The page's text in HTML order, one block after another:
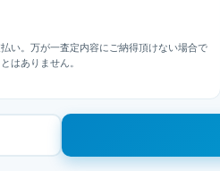
い。万が一査定内容にご納得頂けない場合で
はありません。